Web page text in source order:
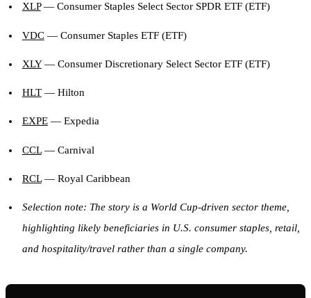
XLP— Consumer Staples Select Sector SPDR ETF (ETF)
VDC— Consumer Staples ETF (ETF)
XLY— Consumer Discretionary Select Sector ETF (ETF)
HLT— Hilton
EXPE— Expedia
CCL— Carnival
RCL— Royal Caribbean
Selection note: The story is a World Cup-driven sector theme,
highlighting likely beneficiaries in U.S. consumer staples, retail,
and hospitality/travel rather than a single company.